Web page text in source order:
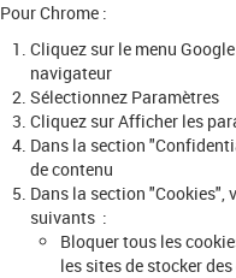
Pour Chrome :
Cliquez sur le menu
navigateur
Sélectionnez Paramètres
Cliquez sur Afficher les
Dans la section
de contenu
Dans la section "Cookies",
suivants :
Bloquer tous les
les sites de stocker